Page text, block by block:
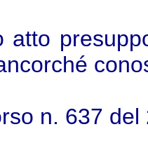
n. 637 del